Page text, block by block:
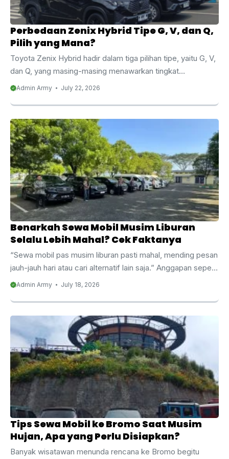
Perbedaan Zenix Hybrid Tipe G, V, dan Q,
Pilih yang Mana?
Toyota Zenix Hybrid hadir dalam tiga pilihan tipe, yaitu G, V,
dan Q, yang masing-masing menawarkan tingkat
kenyamanan dan kelengkapan fitur yang berbeda. Bagi
menentukan pilihan, mengingat ketiganya memiliki karakter
dan segmen kebutuhan yang cukup berbeda satu sama
lain. Malang Army Trans menghadirkan ketiga tipe Zenix
Hybrid ini sebagai bagian dari armada rental, sehingga Anda
bisa memilih sesuai kebutuhan perjalanan, baik untuk city
tour ...
Admin Army July 22, 2026
Benarkah Sewa Mobil Musim Liburan
Selalu Lebih Mahal? Cek Faktanya
“Sewa mobil pas musim liburan pasti mahal, mending pesan
jauh-jauh hari atau cari alternatif lain saja.” Anggapan seperti
ini mungkin sudah sering Anda dengar, bahkan mungkin
nuansa yang perlu diluruskan agar Anda tidak terlanjur
menunda rencana liburan hanya karena anggapan yang
belum tentu sepenuhnya benar? Malang Army Trans ingin
membahas topik ini secara jujur dan transparan, agar Anda
bisa merencanakan liburan dengan lebih tenang ...
Admin Army July 18, 2026
Tips Sewa Mobil ke Bromo Saat Musim
Hujan, Apa yang Perlu Disiapkan?
Banyak wisatawan menunda rencana ke Bromo begitu